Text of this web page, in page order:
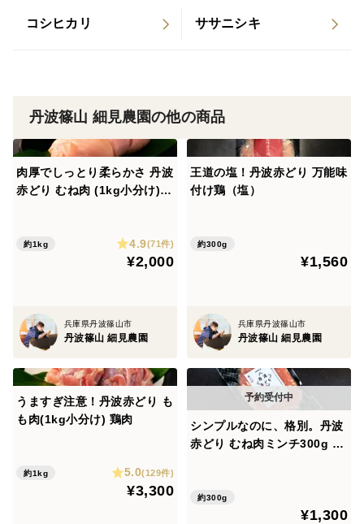
・種子消毒は温騰消毒。
・栽培期間中の殺虫剤、殺菌剤は不使用。
・等級検査、食味検査を実施
＜細見農園のお米＞
品種はコシヒカリ。
農薬（除草剤）を2回から1回に減らす。徹底した水管理
を行い
はじめてとれたお米の炊き上がりが【真っ白で艶やか】
だったこと。
その時に『真っ白な綺麗なべっぴんさんや』となり、し
お米の特徴
丹波篠山米ならではの粘りがあるお米ながらも、しっか
コシヒカリ ササニシキ
丹波篠山 細見農園の他の商品
肉厚でしっとり柔らかさ 丹波
赤どり むね肉 (1kg小分け)
約1kg 4.9(71件)
¥2,000
兵庫県丹波篠山市
丹波篠山 細見農園
王道の塩！丹波赤どり 万能味
付け鶏（塩）
約300g
¥1,560
兵庫県丹波篠山市
丹波篠山 細見農園
うますぎ注意！丹波赤どり も
も肉(1kg小分け) 鶏肉
約1kg 5.0(129件)
¥3,300
シンプルなのに、格別。丹波
赤どり むね肉ミンチ300g 鶏
約300g
¥1,300